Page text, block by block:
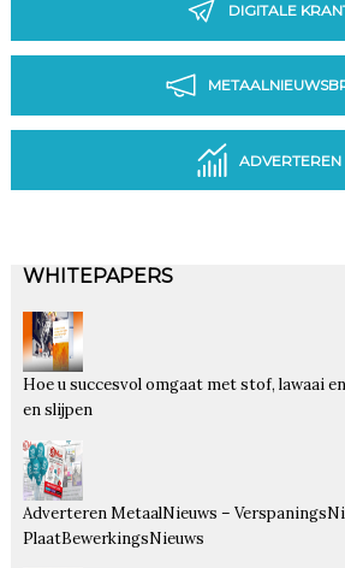
DIGITALE
ADVERTEREN
WHITEPAPERS
Hoe u succesvol omgaat met stof, lawaai
en slijpen
Adverteren MetaalNieuws –
PlaatBewerkingsNieuws